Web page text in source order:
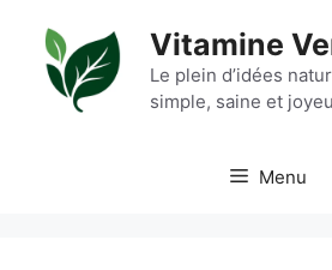
contenu
Vitamine
Le plein d’idées
simple, saine et
Menu